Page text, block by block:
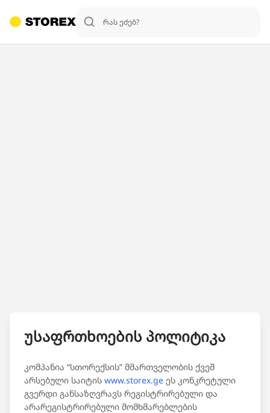
უსაფრთხოების პოლიტიკა
კომპანია “სთორექსის” მმართველობის ქვეშ
არსებული საიტის www.storex.ge ეს კონკრეტული
გვერდი განსაზღვრავს რეგისტრირებული და
არარეგისტრირებული მომხმარებლების